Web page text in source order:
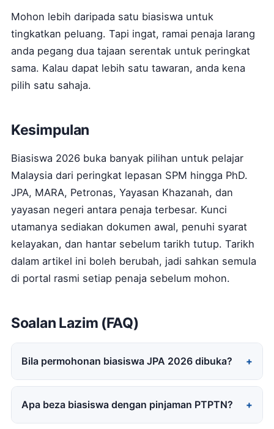
Mohon lebih daripada satu biasiswa untuk
tingkatkan peluang. Tapi ingat, ramai penaja larang
anda pegang dua tajaan serentak untuk peringkat
sama. Kalau dapat lebih satu tawaran, anda kena
pilih satu sahaja.
Kesimpulan
Biasiswa 2026 buka banyak pilihan untuk pelajar
Malaysia dari peringkat lepasan SPM hingga PhD.
JPA, MARA, Petronas, Yayasan Khazanah, dan
yayasan negeri antara penaja terbesar. Kunci
utamanya sediakan dokumen awal, penuhi syarat
kelayakan, dan hantar sebelum tarikh tutup. Tarikh
dalam artikel ini boleh berubah, jadi sahkan semula
di portal rasmi setiap penaja sebelum mohon.
Soalan Lazim (FAQ)
Bila permohonan biasiswa JPA 2026 dibuka?
Apa beza biasiswa dengan pinjaman PTPTN?